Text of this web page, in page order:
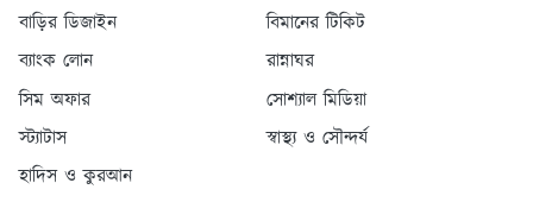
বাড়ির ডিজাইন
বিমানের টিকিট
ব্যাংক লোন
রান্নাঘর
সিম অফার
সোশ্যাল মিডিয়া
স্ট্যাটাস
স্বাস্থ্য ও সৌন্দর্য
হাদিস ও কুরআন